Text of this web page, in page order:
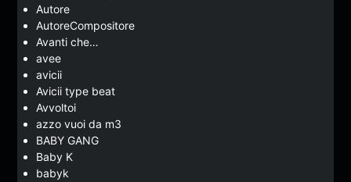
Autore
AutoreCompositore
Avanti che…
avee
avicii
Avicii type beat
Avvoltoi
azzo vuoi da m3
BABY GANG
Baby K
babyk